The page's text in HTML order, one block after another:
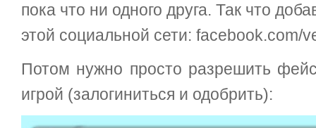
пока что ни одного друга. Так что
этой социальной сети: facebook.com/
Потом нужно просто разрешить
игрой (залогиниться и одобрить):